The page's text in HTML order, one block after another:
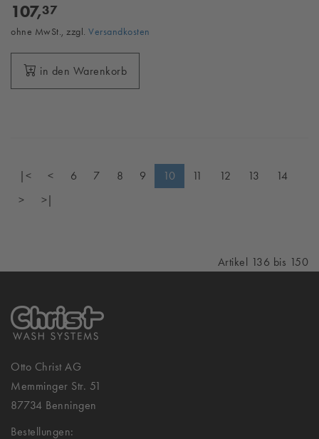
107,37
ohne MwSt., zzgl. Versandkosten
in den Warenkorb
|< < 6 7 8 9 10 11 12 13
14
>
>|
Artikel 136 bis 150
Otto Christ AG
Memminger Str. 51
87734 Benningen
Bestellungen: